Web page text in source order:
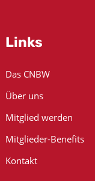
Links
Das CNBW
Über uns
Mitglied werden
Mitglieder-Benefits
Kontakt